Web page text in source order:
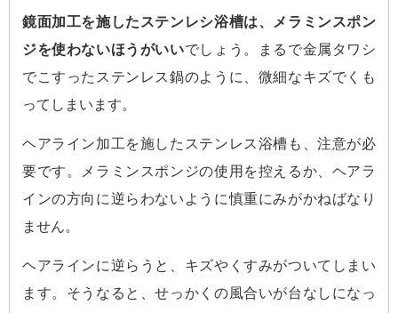
鏡面加工を施したステンレシ浴槽は、メラミンスポン
ジを使わないほうがいいでしょう。まるで金属タワシ
でこすったステンレス鍋のように、微細なキズでくも
ってしまいます。
ヘアライン加工を施したステンレス浴槽も、注意が必
要です。メラミンスポンジの使用を控えるか、ヘアラ
インの方向に逆らわないように慎重にみがかねばなり
ません。
ヘアラインに逆らうと、キズやくすみがついてしまい
ます。そうなると、せっかくの風合いが台なしになっ